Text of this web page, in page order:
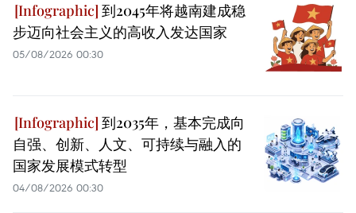
到2045年将越南建成稳
步迈向社会主义的高收入发达国家
05/08/2026 00:30
到2035年，基本完成向
自强、创新、人文、可持续与融入的
国家发展模式转型
04/08/2026 00:30